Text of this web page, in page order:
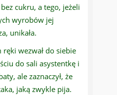
cukru, a tego, jeżeli
wyrobów jej
unikała.
wezwał do siebie
do sali asystentkę i
ale zaznaczył, że
jaką zwykle pija.